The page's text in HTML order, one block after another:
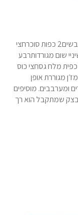
המרכיבים:לבצק:500 גרם קמח לחםכף שמרים יבשים2 כפות סוכרחצי
כפות שמן זית300 מל מיםלמריחה:3 שיניי שום מגורדותרבע
כפית מלח גסחצי כוס
מגורדתלפיזור:50 גרם פרמז׳ן מגוררת אופן
ומערבבים. מוסיפים
דקות רצופות. הבצק שמתקבל הוא רך